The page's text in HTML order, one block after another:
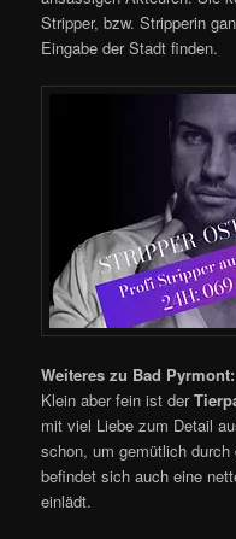
Stripper, bzw. Stripperin
Eingabe der Stadt finden.
Weiteres zu Bad Pyrmont:
Klein aber fein ist der
mit viel Liebe zum Detail
schon, um gemütlich
befindet sich auch eine
einlädt.